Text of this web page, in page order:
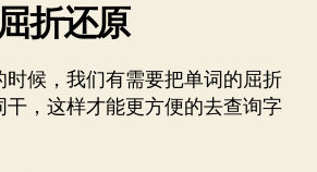
折还原
候，我们有需要把单词的屈折
，这样才能更方便的去查询字